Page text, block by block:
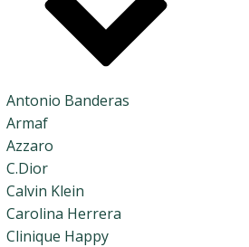
Antonio Banderas
Armaf
Azzaro
C.Dior
Calvin Klein
Carolina Herrera
Clinique Happy